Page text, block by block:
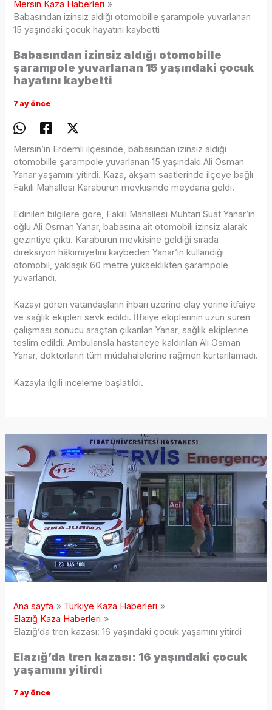
Mersin Kaza Haberleri
Babasından izinsiz aldığı otomobille şarampole yuvarlanan
15 yaşındaki çocuk hayatını kaybetti
Babasından izinsiz aldığı otomobille
şarampole yuvarlanan 15 yaşındaki çocuk
hayatını kaybetti
7 ay önce
Mersin’in Erdemli ilçesinde, babasından izinsiz aldığı
otomobille şarampole yuvarlanan 15 yaşındaki Ali Osman
Yanar yaşamını yitirdi. Kaza, akşam saatlerinde ilçeye bağlı
Fakılı Mahallesi Karaburun mevkisinde meydana geldi.
Edinilen bilgilere göre, Fakılı Mahallesi Muhtarı Suat Yanar’ın
oğlu Ali Osman Yanar, babasına ait otomobili izinsiz alarak
gezintiye çıktı. Karaburun mevkisine geldiği sırada
direksiyon hâkimiyetini kaybeden Yanar’ın kullandığı
otomobil, yaklaşık 60 metre yükseklikten şarampole
yuvarlandı.
Kazayı gören vatandaşların ihbarı üzerine olay yerine itfaiye
ve sağlık ekipleri sevk edildi. İtfaiye ekiplerinin uzun süren
çalışması sonucu araçtan çıkarılan Yanar, sağlık ekiplerine
teslim edildi. Ambulansla hastaneye kaldırılan Ali Osman
Yanar, doktorların tüm müdahalelerine rağmen kurtarılamadı.
Kazayla ilgili inceleme başlatıldı.
Ana sayfa
Türkiye Kaza Haberleri
Elazığ Kaza Haberleri
Elazığ’da tren kazası: 16 yaşındaki çocuk yaşamını yitirdi
Elazığ’da tren kazası: 16 yaşındaki çocuk
yaşamını yitirdi
7 ay önce